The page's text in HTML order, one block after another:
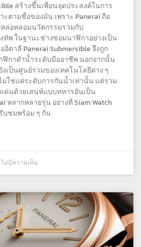
สร้างขึ้นเพื่อนจุดประสงค์ในการ
ตามชื่อของมัน เพราะ Panerai ถือ
ล่อหลอมนวัตกรรมรวมกับ
ทัพ ในฐานะช่างซ่อมนาฬิกาอย่างเป็น
อิตาลี Panerai Submersible จึงถูก
ฬิกาดำน้ำระดับมืออาชีพ นอกจากนั้น
เป็นศูนย์รวมของเทคโนโลยีต่าง ๆ
ใช่แค่ระดับการกันน้ำเท่านั้น แต่รวม
ด่นด้วยเสน่ห์แบบทหารอันเป็น
หลากหลายรุ่น อย่างที่ Siam Watch
บชมพร้อม ๆ กัน
ไม่มีความเห็น